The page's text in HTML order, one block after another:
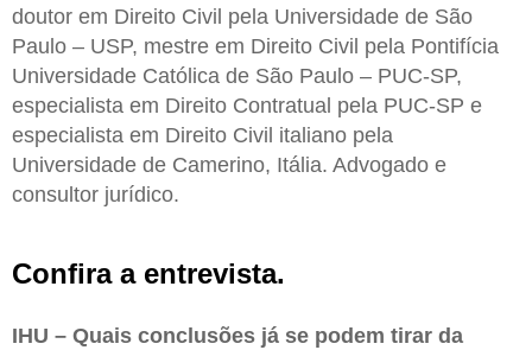
doutor em Direito Civil pela Universidade de São
Paulo – USP, mestre em Direito Civil pela Pontifícia
Universidade Católica de São Paulo – PUC-SP,
especialista em Direito Contratual pela PUC-SP e
especialista em Direito Civil italiano pela
Universidade de Camerino, Itália. Advogado e
consultor jurídico.
Confira a entrevista.
IHU – Quais conclusões já se podem tirar da